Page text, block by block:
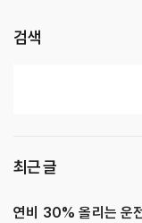
검색
최근 글
연비 30% 올리는 운